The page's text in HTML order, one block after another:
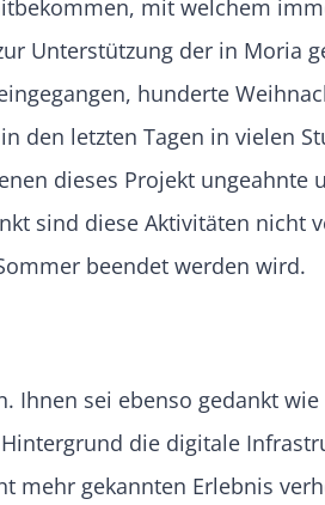
mit welchem
Unterstützung der in
hunderte
den letzten Tagen in vielen
dieses Projekt
sind diese Aktivitäten
beendet werden wird.
sei ebenso gedankt
die digitale
mehr gekannten Erlebnis